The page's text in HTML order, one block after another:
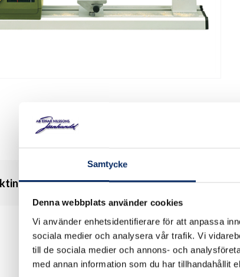
Samtycke
Denna webbplats använder cookies
Vi använder enhetsidentifierare för att anpassa
sociala medier och analysera vår trafik. Vi
till de sociala medier och annons- och
med annan information som du har tillhandahållit